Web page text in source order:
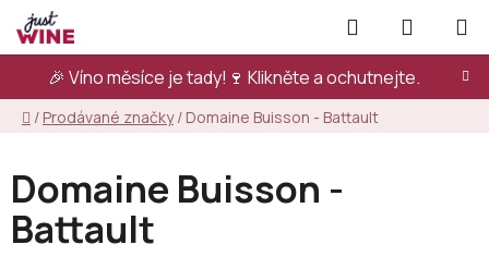
Přejít
na
obsah
🎉 Víno měsíce je tady!🍷 Klikněte a ochutnejte.
Hledat
KOŠÍK
Domů
/ Prodávané značky / Domaine Buisson - Battault
Domaine Buisson -
Battault